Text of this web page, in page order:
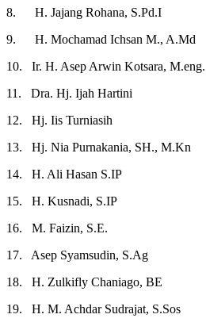
8. H. Jajang Rohana, S.Pd.I
9. H. Mochamad Ichsan M., A.Md
10. Ir. H. Asep Arwin Kotsara, M.eng.
11. Dra. Hj. Ijah Hartini
12. Hj. Iis Turniasih
13. Hj. Nia Purnakania, SH., M.Kn
14. H. Ali Hasan S.IP
15. H. Kusnadi, S.IP
16. M. Faizin, S.E.
17. Asep Syamsudin, S.Ag
18. H. Zulkifly Chaniago, BE
19. H. M. Achdar Sudrajat, S.Sos